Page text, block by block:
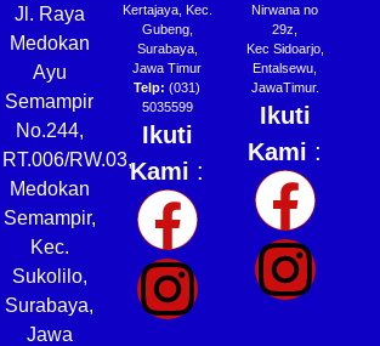
Jl. Raya
Medokan
Ayu
Semampir
No.244,
RT.006/RW.03,
Medokan
Semampir,
Kec.
Sukolilo,
Surabaya,
Jawa
Kertajaya, Kec.
Gubeng,
Surabaya,
Jawa Timur
Telp: (031)
5035599
Ikuti
Kami :
Nirwana no
29z,
Kec Sidoarjo,
Entalsewu,
JawaTimur.
Ikuti
Kami :